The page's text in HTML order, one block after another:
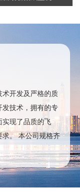
术开发及严格的质
发技术，拥有的专
实现了品质的飞
求。 本公司规格齐